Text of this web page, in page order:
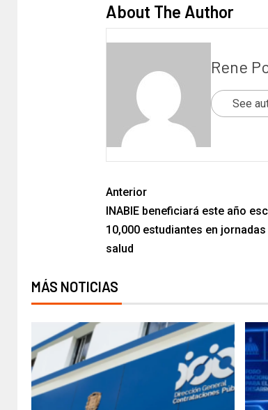
About The Author
Rene
See
Anterior
INABIE beneficiará este año
10,000 estudiantes en
salud
MÁS NOTICIAS